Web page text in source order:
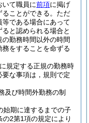
て職員に前項に掲げ
ことができる。 ただ
である場合にあって
と認められる場合と
勤務時間以外の時間
をすることを命ずる
に規定する正規の勤務時
な事項は，規則で定
及び時間外勤務の制
始期に達するまでの子
の2第1項の規定により